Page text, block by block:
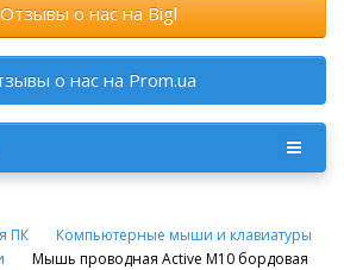
о нас на Bigl
о нас на Prom.ua
ПК
Компьютерные мыши и клавиатуры
Мышь проводная Active M10 бордовая